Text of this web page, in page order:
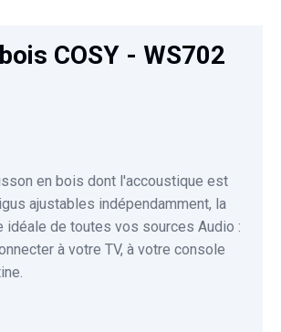
COSY - WS702
en bois dont l'accoustique est
ajustables indépendamment, la
idéale de toutes vos sources Audio :
à votre TV, à votre console